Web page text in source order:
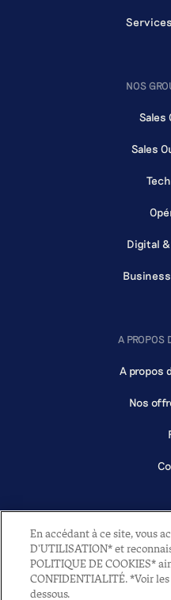
NOS
Sales
Sales
Digital
A PROPOS
A propos
Nos
2022 - All rights
En accédant à ce site, vous
D'UTILISATION* et
POLITIQUE DE COOKIES*
CONFIDENTIALITÉ. *Voir
dessous.